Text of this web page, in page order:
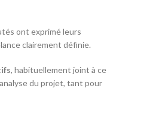
ont exprimé leurs
clairement définie.
, habituellement joint à ce
du projet, tant pour